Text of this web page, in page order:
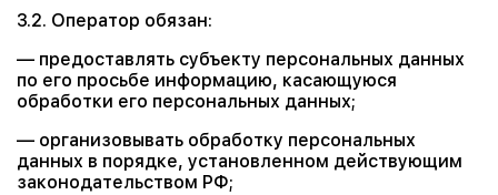
3.2. Оператор обязан:
— предоставлять субъекту персональных данных
по его просьбе информацию, касающуюся
обработки его персональных данных;
— организовывать обработку персональных
данных в порядке, установленном действующим
законодательством РФ;